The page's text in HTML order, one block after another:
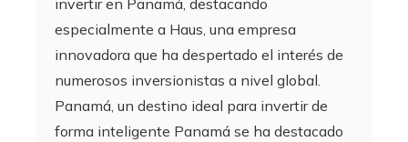
invertir en Panamá, destacando
especialmente a Haus, una empresa
innovadora que ha despertado el interés de
numerosos inversionistas a nivel global.
Panamá, un destino ideal para invertir de
forma inteligente Panamá se ha destacado